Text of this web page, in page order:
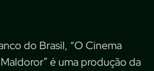
do Brasil, “O Cinema
é uma produção da